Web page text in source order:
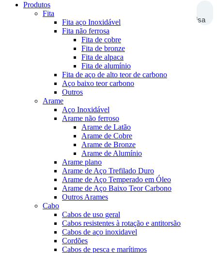
Pesquisa
Produtos
Fita
Fita aço Inoxidável
Fita não ferrosa
Fita de cobre
Fita de bronze
Fita de alpaca
Fita de alumínio
Fita de aço de alto teor de carbono
Aço baixo teor carbono
Outros
Arame
Aço Inoxidável
Arame não ferroso
Arame de Latão
Arame de Cobre
Arame de Bronze
Arame de Alumínio
Arame plano
Arame de Aço Trefilado Duro
Arame de Aço Temperado em Óleo
Arame de Aço Baixo Teor Carbono
Outros Arames
Cabo
Cabos de uso geral
Cabos resistentes à rotação e antitorsão
Cabos de aço inoxidavel
Cordões
Cabos de pesca e marítimos